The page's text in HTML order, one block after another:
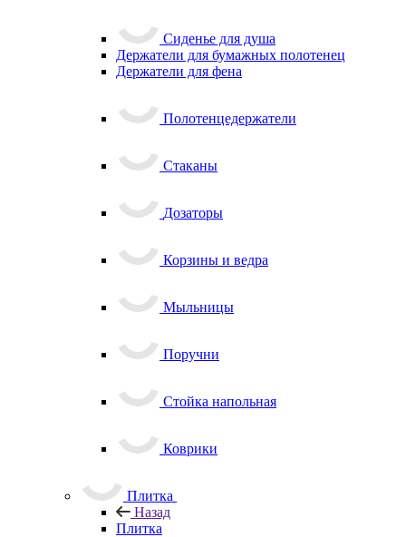
Сиденье для душа
Держатели для бумажных полотенец
Держатели для фена
Полотенцедержатели
Стаканы
Дозаторы
Корзины и ведра
Мыльницы
Поручни
Стойка напольная
Коврики
Плитка
Назад
Плитка